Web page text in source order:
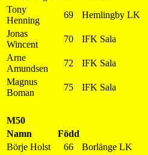
Tony
Henning
69 Hemlingby LK
Jonas
Wincent
70 IFK Sala
Arne
Amundsen
72 IFK Sala
Magnus
Boman
75 IFK Sala
M50
Namn
Född
Börje Holst
66 Borlänge LK